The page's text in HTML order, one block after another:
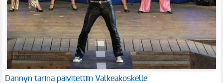
Dannyn tarina päivitettiin Valkeakoskelle